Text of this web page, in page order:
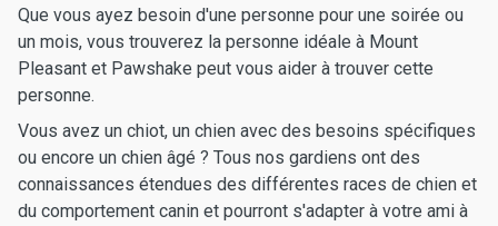
Que vous ayez besoin d'une personne pour une soirée ou
un mois, vous trouverez la personne idéale à Mount
Pleasant et Pawshake peut vous aider à trouver cette
personne.
Vous avez un chiot, un chien avec des besoins spécifiques
ou encore un chien âgé ? Tous nos gardiens ont des
connaissances étendues des différentes races de chien et
du comportement canin et pourront s'adapter à votre ami à